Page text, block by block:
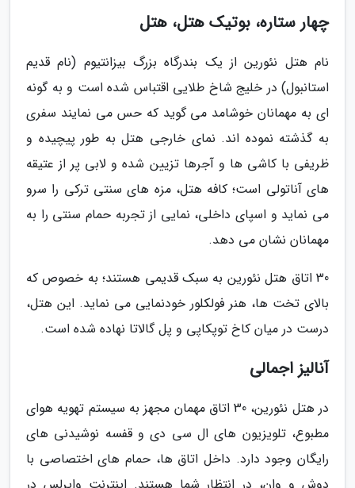
چهار ستاره، بوتیک هتل، هتل
نام هتل نئورین از یک بندرگاه بزرگ بیزانتیوم (نام قدیم
استانبول) در خلیج شاخ طلایی اقتباس شده است و به گونه
ای به مهمانان خوشامد می گوید که حس می نمایند سفری
به گذشته نموده اند. نمای خارجی هتل به طور پیچیده و
ظریفی با کاشی ها و آجرها تزیین شده و لابی پر از عتیقه
های آناتولی است؛ کافه هتل، مزه های سنتی ترکی را سرو
می نماید و اسپای داخلی، نمایی از تجربه حمام سنتی را به
مهمانان نشان می دهد.
30 اتاق هتل نئورین به سبک قدیمی هستند؛ به خصوص که
بالای تخت ها، هنر فولکلور خودنمایی می نماید. این هتل،
درست در میان کاخ توپکاپی و پل گالاتا نهاده شده است.
آنالیز اجمالی
در هتل نئورین، 30 اتاق مهمان مجهز به سیستم تهویه هوای
مطبوع، تلویزیون های ال سی دی و قفسه نوشیدنی های
رایگان وجود دارد. داخل اتاق ها، حمام های اختصاصی با